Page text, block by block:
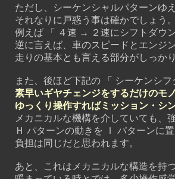
ただし、シーケンシャルパターンゆえ
それなりに戸惑う事は確かでしょう
例えば 「 ４速 → ２速にシフトダウン
逆に言えば、車のスピードとエンジン
走りの基本とも言える部分がしっか
また、後ほど下記の 「 シーケンシフ
素早いギヤチェンジをするだけのモ
ゆっくり操作すればミッション・シ
メカニカルな機構を介していても、強
Ｈ パターンの動きを Ｉ パターンに置
負担は同じだと思われます。
あと、これはメカニカルな構造を持つ